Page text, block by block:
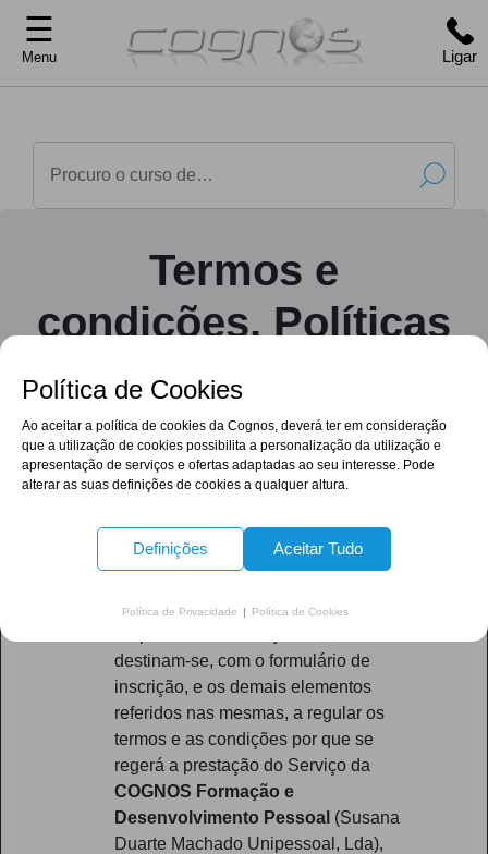
Política de Cookies
Ao aceitar a política de cookies da Cognos, deverá ter em consideração
que a utilização de cookies possibilita a personalização da utilização e
apresentação de serviços e ofertas adaptadas ao seu interesse. Pode
alterar as suas definições de cookies a qualquer altura.
Definições Aceitar Tudo
Política de Privacidade | Política de Cookies
☰
Menu Ligar
Termos e
condições, Políticas
de Dados e
Privacidade Cognos
ÂMBITO E OBJETO DAS
destinam-se, com o formulário de
inscrição, e os demais elementos
referidos nas mesmas, a regular os
termos e as condições por que se
regerá a prestação do Serviço da
COGNOS Formação e
Desenvolvimento Pessoal (Susana
Duarte Machado Unipessoal, Lda),